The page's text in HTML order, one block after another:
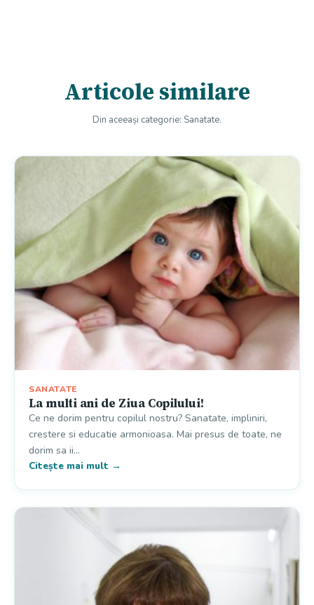
Articole similare
Din aceeași categorie: Sanatate.
SANATATE
La multi ani de Ziua Copilului!
Ce ne dorim pentru copilul nostru? Sanatate, impliniri,
crestere si educatie armonioasa. Mai presus de toate, ne
dorim sa ii…
Citește mai mult →